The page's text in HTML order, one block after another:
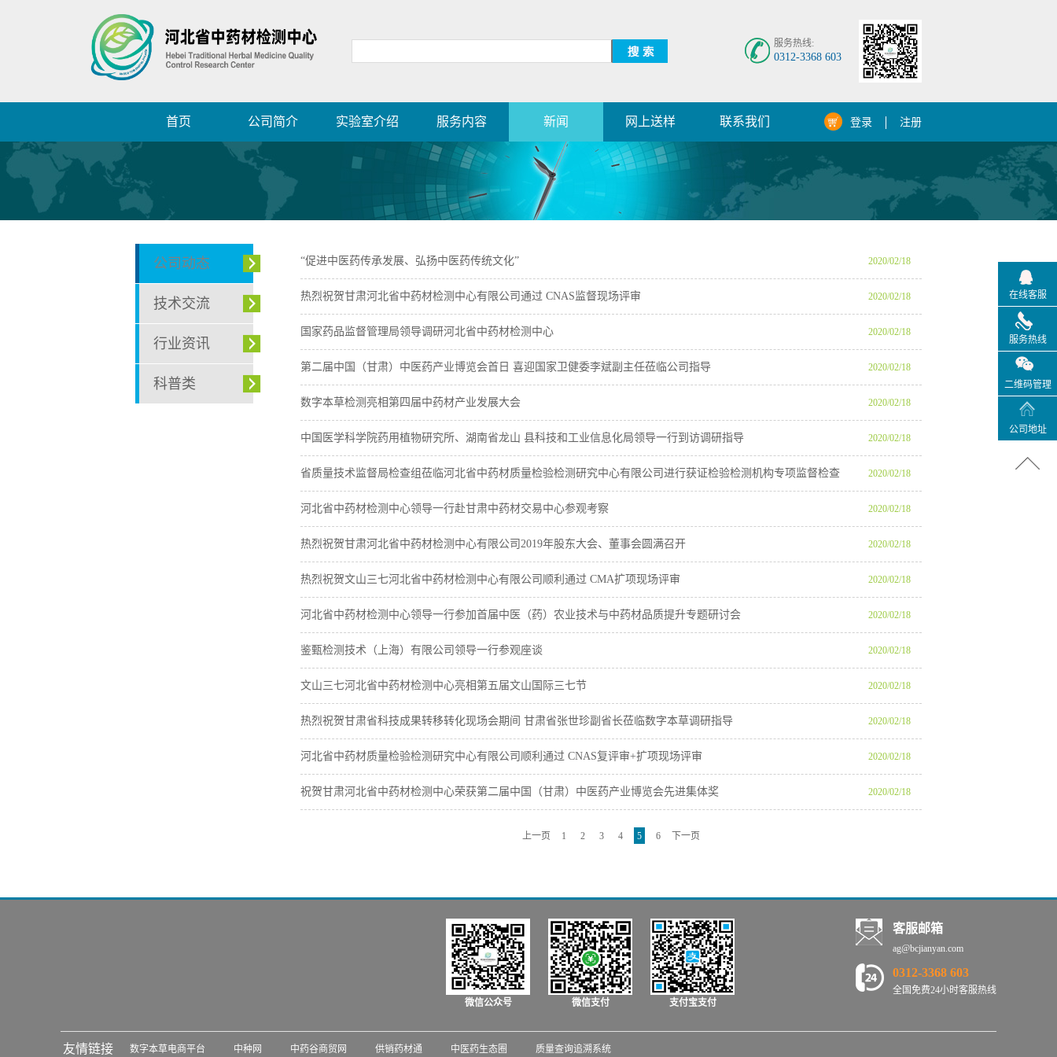
服务热线:
0312-3368 603
登录 注册
首页 公司简介 实验室介绍 服务内容 新闻 网上送样 联系我们
公司动态
技术交流
行业资讯
科普类
“促进中医药传承发展、弘扬中医药传统文化” 2020/02/18
热烈祝贺甘肃河北省中药材检测中心有限公司通过 CNAS监督现场评审 2020/02/18
国家药品监督管理局领导调研河北省中药材检测中心 2020/02/18
第二届中国（甘肃）中医药产业博览会首日 喜迎国家卫健委李斌副主任莅临公司指导 2020/02/18
数字本草检测亮相第四届中药材产业发展大会 2020/02/18
中国医学科学院药用植物研究所、湖南省龙山 县科技和工业信息化局领导一行到访调研指导 2020/02/18
省质量技术监督局检查组莅临河北省中药材质量检验检测研究中心有限公司进行获证检验检测机构专项监督检查 2020/02/18
河北省中药材检测中心领导一行赴甘肃中药材交易中心参观考察 2020/02/18
热烈祝贺甘肃河北省中药材检测中心有限公司2019年股东大会、董事会圆满召开 2020/02/18
热烈祝贺文山三七河北省中药材检测中心有限公司顺利通过 CMA扩项现场评审 2020/02/18
河北省中药材检测中心领导一行参加首届中医（药）农业技术与中药材品质提升专题研讨会 2020/02/18
鉴甄检测技术（上海）有限公司领导一行参观座谈 2020/02/18
文山三七河北省中药材检测中心亮相第五届文山国际三七节 2020/02/18
热烈祝贺甘肃省科技成果转移转化现场会期间 甘肃省张世珍副省长莅临数字本草调研指导 2020/02/18
河北省中药材质量检验检测研究中心有限公司顺利通过 CNAS复评审+扩项现场评审 2020/02/18
祝贺甘肃河北省中药材检测中心荣获第二届中国（甘肃）中医药产业博览会先进集体奖 2020/02/18
上一页 1 2 3 4 5 6 下一页
微信公众号 微信支付 支付宝支付
客服邮箱
ag@bcjianyan.com
0312-3368 603
全国免费24小时客服热线
友情链接 数字本草电商平台 中种网 中药谷商贸网 供销药材通 中医药生态圈 质量查询追溯系统
在线客服
服务热线
二维码管理
公司地址